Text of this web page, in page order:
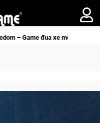
đua xe mô tô PvP sở hữu vật